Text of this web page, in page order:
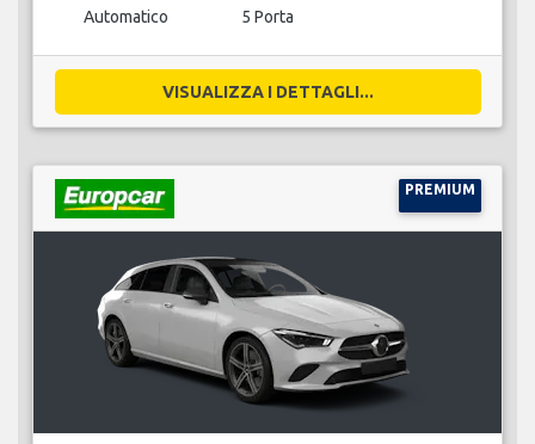
Automatico 5 Porta
VISUALIZZA I DETTAGLI...
PREMIUM